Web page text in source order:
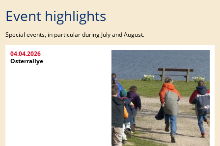
Event highlights
Special events, in particular during July and August.
04.04.2026
Osterrallye